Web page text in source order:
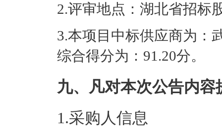
2.评审地点：湖北省招标
3.本项目中标供应商为：
综合得分为：91.20分。
九、凡对本次公告内
1.采购人信息